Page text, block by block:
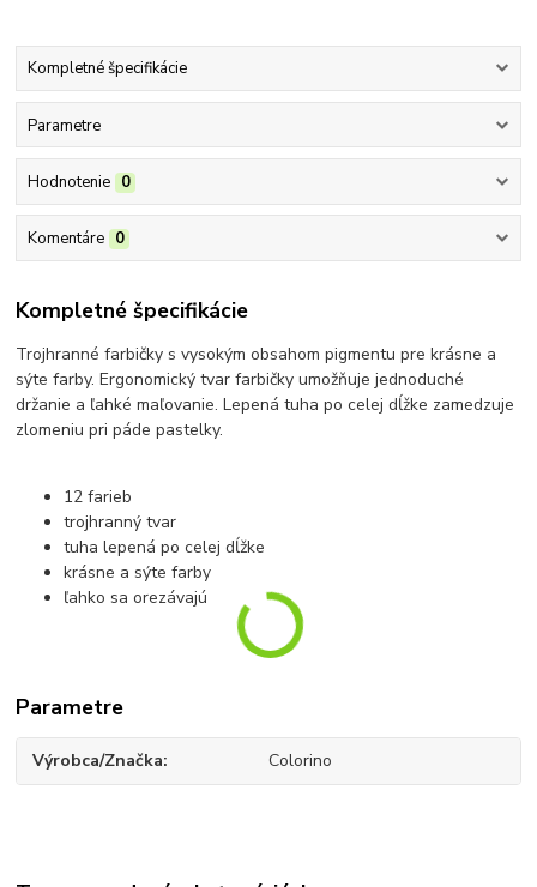
Kompletné špecifikácie
Parametre
Hodnotenie 0
Komentáre 0
Kompletné špecifikácie
Trojhranné farbičky s vysokým obsahom pigmentu pre krásne a
sýte farby. Ergonomický tvar farbičky umožňuje jednoduché
držanie a ľahké maľovanie. Lepená tuha po celej dĺžke zamedzuje
zlomeniu pri páde pastelky.
12 farieb
trojhranný tvar
tuha lepená po celej dĺžke
krásne a sýte farby
ľahko sa orezávajú
Parametre
Výrobca/Značka Colorino